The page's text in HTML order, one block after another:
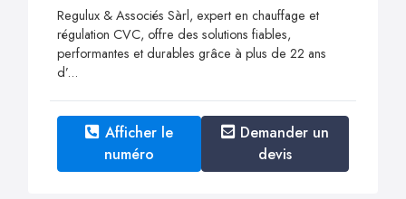
Regulux & Associés Sàrl, expert en chauffage et
régulation CVC, offre des solutions fiables,
performantes et durables grâce à plus de 22 ans
d’...
Afficher le
numéro
Demander un
devis